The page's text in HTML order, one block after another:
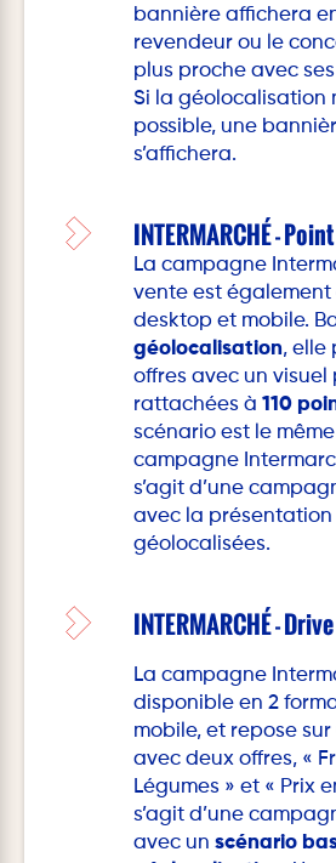
bannière affichera
revendeur ou le
plus proche avec
Si la géolocalisation
possible, une
s’affichera.
INTERMARCHÉ -
La campagne
vente est
desktop et mobile.
géolocalisation, elle
offres avec un visuel
rattachées à 110
scénario est le
campagne
s’agit d’une
avec la présentation
géolocalisées.
INTERMARCHÉ - Drive
La campagne
disponible en 2
mobile, et repose
avec deux offres, «
Légumes » et « Prix
s’agit d’une
avec un scénario